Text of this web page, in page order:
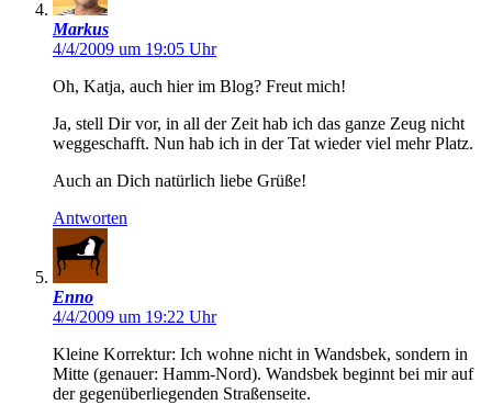
Markus
4/4/2009 um 19:05 Uhr
Oh, Katja, auch hier im Blog? Freut mich!
Ja, stell Dir vor, in all der Zeit hab ich das ganze Zeug nicht
weggeschafft. Nun hab ich in der Tat wieder viel mehr Platz.
Auch an Dich natürlich liebe Grüße!
Antworten
Enno
4/4/2009 um 19:22 Uhr
Kleine Korrektur: Ich wohne nicht in Wandsbek, sondern in
Mitte (genauer: Hamm-Nord). Wandsbek beginnt bei mir auf
der gegenüberliegenden Straßenseite.